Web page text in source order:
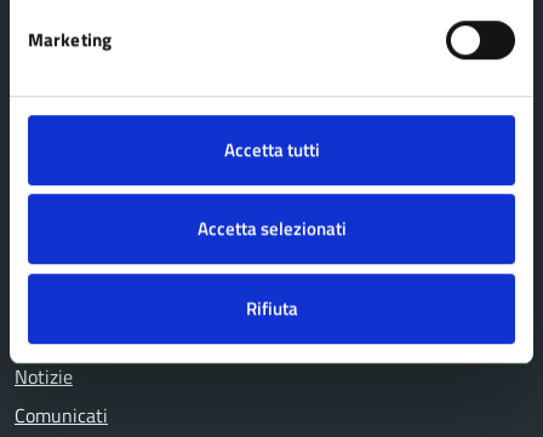
Marketing
Accetta tutti
Accetta selezionati
Rifiuta
Appalti pubblici
Catasto e urbanistica
Educazione e formazione
Giustizia e sicurezza pubblica
Turismo
Vita lavorativa
NOVITÀ
Notizie
Comunicati